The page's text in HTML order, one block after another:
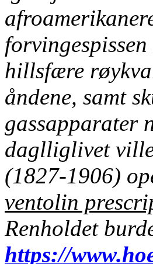
forvingespissen
hillsfære
åndene, samt
gassapparater
daglliglivet
(1827-1906)
ventolin
Renholdet
https://